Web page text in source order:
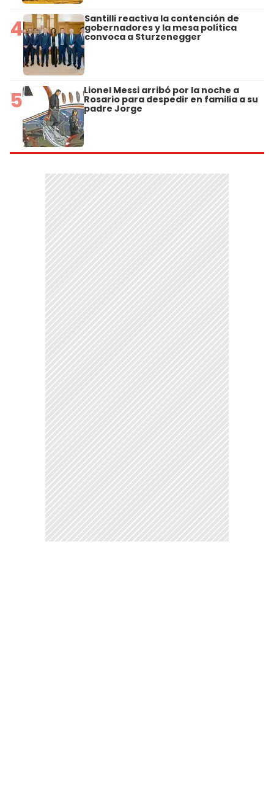
4 Santilli reactiva la contención de
gobernadores y la mesa política
convoca a Sturzenegger
5 Lionel Messi arribó por la noche a
Rosario para despedir en familia a su
padre Jorge